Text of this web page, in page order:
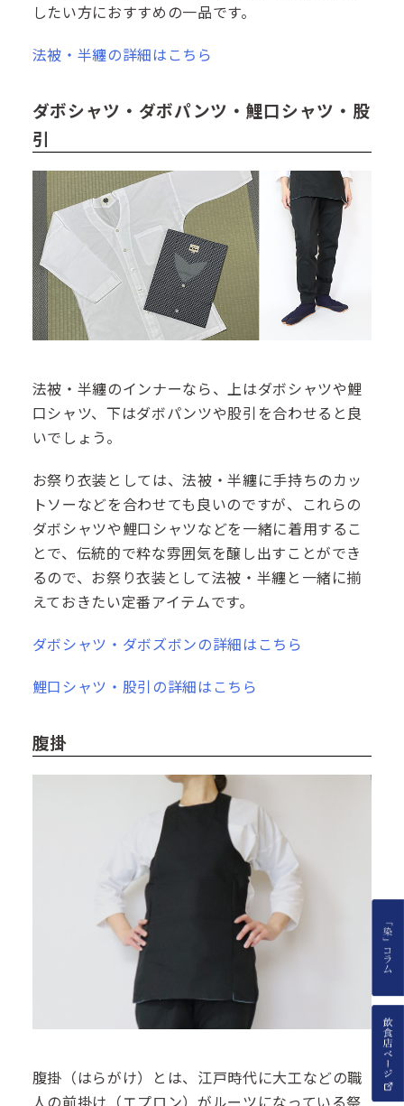
したい方におすすめの一品です。
法被・半纏の詳細はこちら
ダボシャツ・ダボパンツ・鯉口シャツ・股
引
法被・半纏のインナーなら、上はダボシャツや鯉
口シャツ、下はダボパンツや股引を合わせると良
いでしょう。
お祭り衣装としては、法被・半纏に手持ちのカッ
トソーなどを合わせても良いのですが、これらの
ダボシャツや鯉口シャツなどを一緒に着用するこ
とで、伝統的で粋な雰囲気を醸し出すことができ
るので、お祭り衣装として法被・半纏と一緒に揃
えておきたい定番アイテムです。
ダボシャツ・ダボズボンの詳細はこちら
鯉口シャツ・股引の詳細はこちら
腹掛
腹掛（はらがけ）とは、江戸時代に大工などの職